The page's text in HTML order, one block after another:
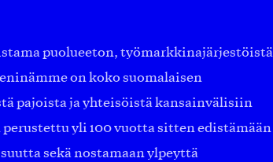
puolueeton, työmarkkinajärjestöistä
on koko suomalaisen
pajoista ja yhteisöistä kansainvälisiin
yli 100 vuotta sitten edistämään
sekä nostamaan ylpeyttä